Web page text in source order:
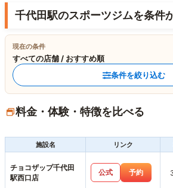
千代田駅のスポーツジムを条件
現在の条件
すべての店舗 / おすすめ順
条件を絞り込む
料金・体験・特徴を比べる
施設名
リンク
チョコザップ千代田
駅西口店
公式 予約